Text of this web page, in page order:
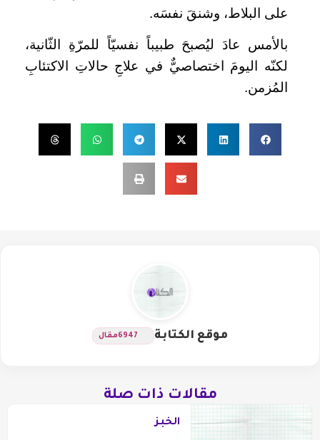
على البلاط، وشنقَ نفسَه.
بالأمس عادَ ليُصبحَ طبيباً نفسيّاً للمرّةِ الثّانية،
لكنّه اليومَ اختصاصيٌّ في علاجِ حالاتِ الاكتئابِ
المُزمن.
موقع الكتابة 6947مقال
مقالات ذات صلة
الخبز